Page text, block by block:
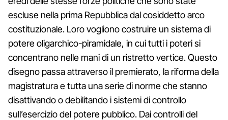
escluse nella prima Repubblica dal cosiddetto arco
costituzionale. Loro vogliono costruire un sistema di
potere oligarchico-piramidale, in cui tutti i poteri si
concentrano nelle mani di un ristretto vertice. Questo
disegno passa attraverso il premierato, la riforma della
magistratura e tutta una serie di norme che stanno
disattivando o debilitando i sistemi di controllo
sull’esercizio del potere pubblico. Dai controlli del